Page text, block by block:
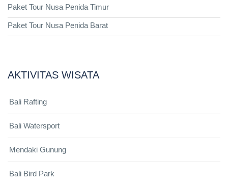
Paket Tour Nusa Penida Timur
Paket Tour Nusa Penida Barat
AKTIVITAS WISATA
Bali Rafting
Bali Watersport
Mendaki Gunung
Bali Bird Park